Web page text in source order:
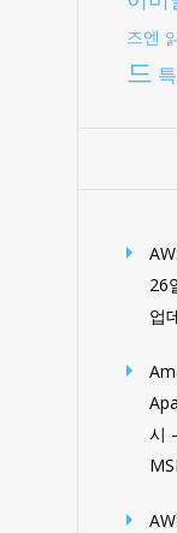
즈엔
드
26
업
시